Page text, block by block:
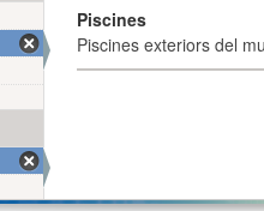
Piscines
Piscines exteriors del